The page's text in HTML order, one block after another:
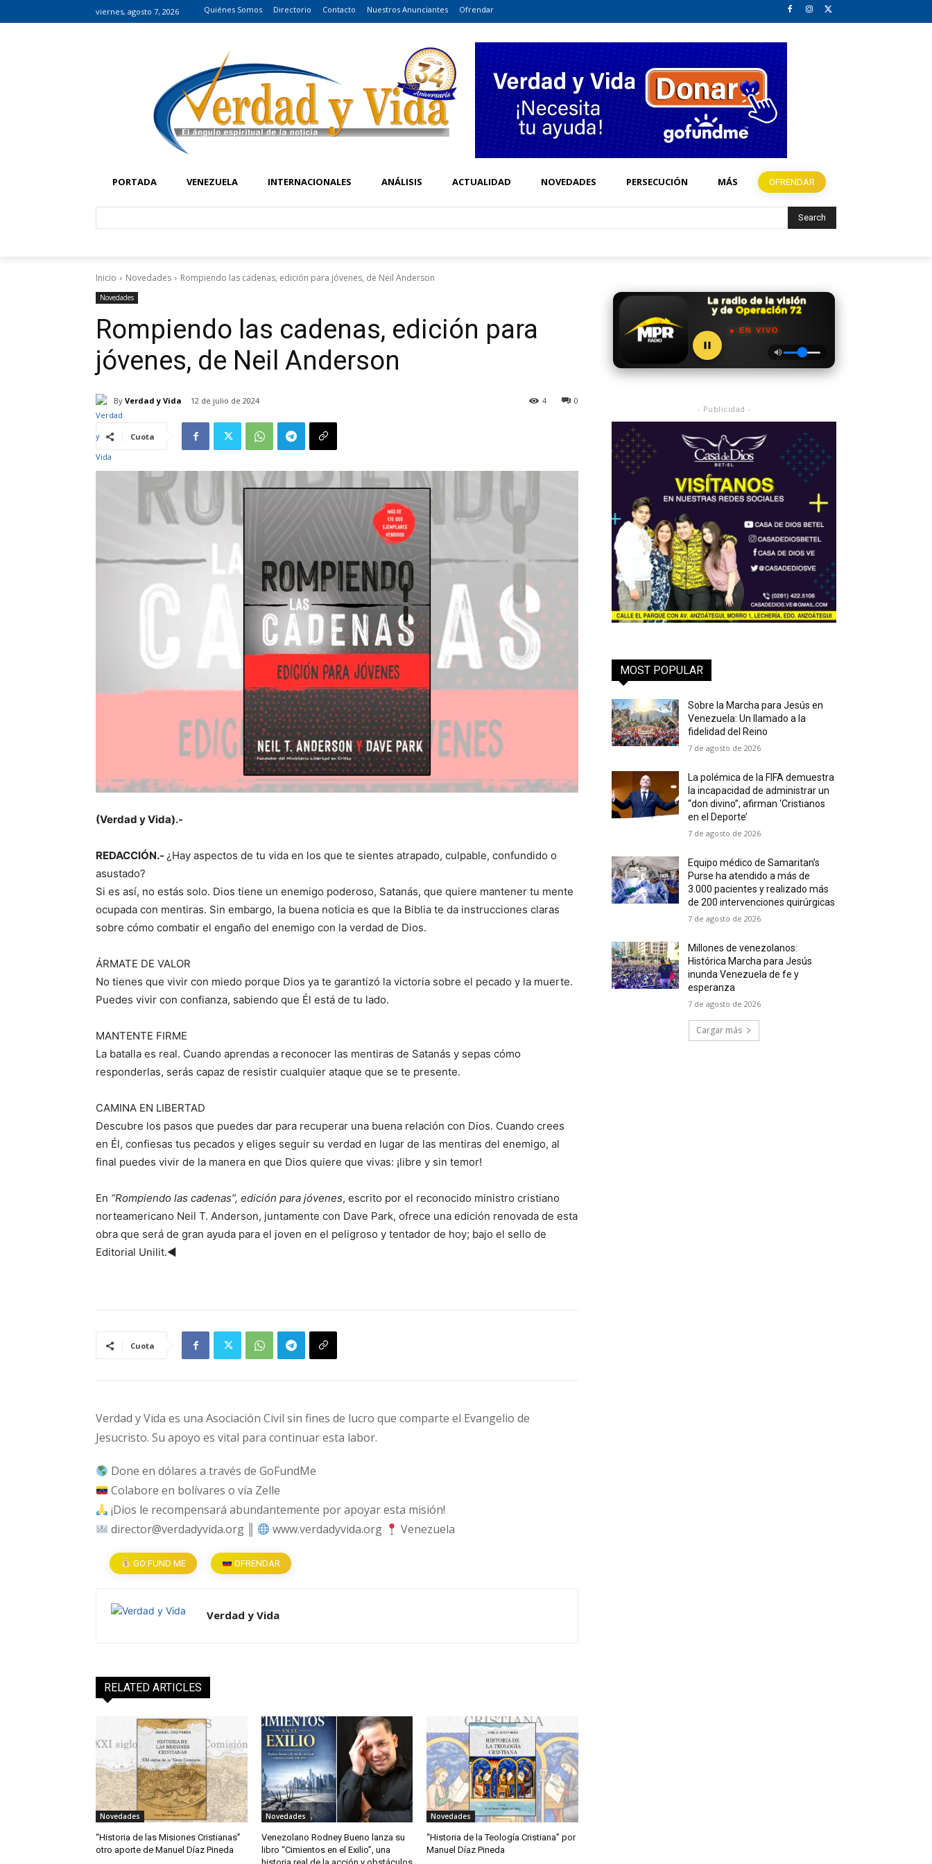
viernes, agosto 7, 2026 Quiénes Somos Directorio Contacto Nuestros Anunciantes Ofrendar
PORTADA VENEZUELA INTERNACIONALES ANÁLISIS ACTUALIDAD NOVEDADES PERSECUCIÓN MÁS OFRENDAR
Search
Inicio Novedades Rompiendo las cadenas, edición para jóvenes, de Neil Anderson
Novedades
Rompiendo las cadenas, edición para
jóvenes, de Neil Anderson
By Verdad y Vida 12 de julio de 2024 0
4
Cuota
(Verdad y Vida).-
REDACCIÓN.- ¿Hay aspectos de tu vida en los que te sientes atrapado, culpable, confundido o
asustado?
Si es así, no estás solo. Dios tiene un enemigo poderoso, Satanás, que quiere mantener tu mente
ocupada con mentiras. Sin embargo, la buena noticia es que la Biblia te da instrucciones claras
sobre cómo combatir el engaño del enemigo con la verdad de Dios.
ÁRMATE DE VALOR
No tienes que vivir con miedo porque Dios ya te garantizó la victoria sobre el pecado y la muerte.
Puedes vivir con confianza, sabiendo que Él está de tu lado.
MANTENTE FIRME
La batalla es real. Cuando aprendas a reconocer las mentiras de Satanás y sepas cómo
responderlas, serás capaz de resistir cualquier ataque que se te presente.
CAMINA EN LIBERTAD
Descubre los pasos que puedes dar para recuperar una buena relación con Dios. Cuando crees
en Él, confiesas tus pecados y eliges seguir su verdad en lugar de las mentiras del enemigo, al
final puedes vivir de la manera en que Dios quiere que vivas: ¡libre y sin temor!
En “Rompiendo las cadenas”, edición para jóvenes, escrito por el reconocido ministro cristiano
norteamericano Neil T. Anderson, juntamente con Dave Park, ofrece una edición renovada de esta
obra que será de gran ayuda para el joven en el peligroso y tentador de hoy; bajo el sello de
Editorial Unilit.◄
Cuota
Verdad y Vida es una Asociación Civil sin fines de lucro que comparte el Evangelio de
Jesucristo. Su apoyo es vital para continuar esta labor.
Done en dólares a través de GoFundMe
Colabore en bolívares o vía Zelle
¡Dios le recompensará abundantemente por apoyar esta misión!
director@verdadyvida.org ║
www.verdadyvida.org Venezuela
GO FUND ME OFRENDAR
Verdad y Vida
RELATED ARTICLES
Novedades
“Historia de las Misiones Cristianas”
otro aporte de Manuel Díaz Pineda
Novedades
Venezolano Rodney Bueno lanza su
libro “Cimientos en el Exilio”, una
Novedades
“Historia de la Teología Cristiana” por
Manuel Díaz Pineda
● EN VIVO
- Publicidad -
MOST POPULAR
Sobre la Marcha para Jesús en
Venezuela: Un llamado a la
fidelidad del Reino
7 de agosto de 2026
La polémica de la FIFA demuestra
la incapacidad de administrar un
“don divino”, afirman ‘Cristianos
en el Deporte’
7 de agosto de 2026
Equipo médico de Samaritan’s
Purse ha atendido a más de
3.000 pacientes y realizado más
de 200 intervenciones quirúrgicas
7 de agosto de 2026
Millones de venezolanos:
Histórica Marcha para Jesús
inunda Venezuela de fe y
esperanza
7 de agosto de 2026
Cargar más